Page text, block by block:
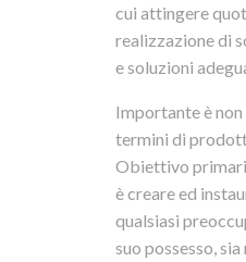
cui attingere
realizzazione di
e soluzioni
Importante è
termini di
Obiettivo
è creare ed
qualsiasi
suo possesso,